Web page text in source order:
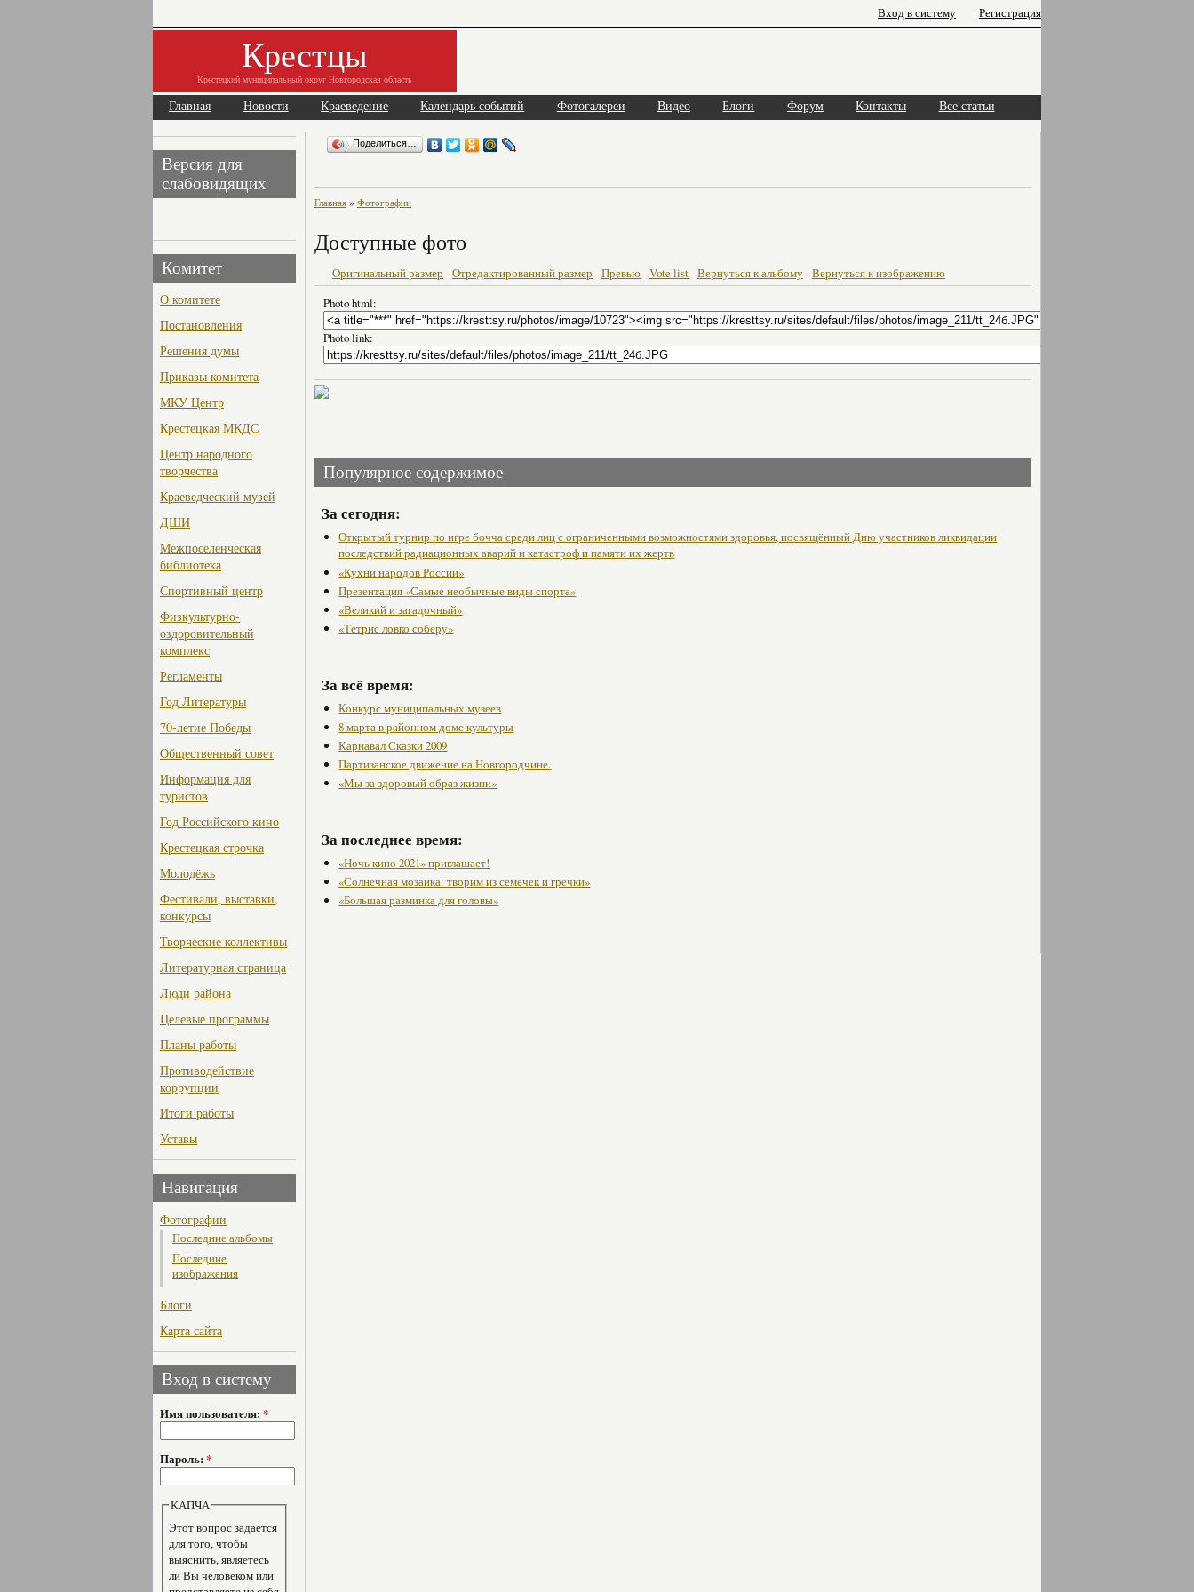
Вход в систему Регистрация
Крестцы
Крестецкий муниципальный округ Новгородская область
Главная Новости Краеведение Календарь событий Фотогалереи Видео Блоги Форум Контакты Все статьи
Версия для
слабовидящих
Комитет
О комитете
Постановления
Решения думы
Приказы комитета
МКУ Центр
Крестецкая МКДС
Центр народного
творчества
Краеведческий музей
ДШИ
Межпоселенческая
библиотека
Спортивный центр
Физкультурно-
оздоровительный
комплекс
Регламенты
Год Литературы
70-летие Победы
Общественный совет
Информация для
туристов
Год Российского кино
Крестецкая строчка
Молодёжь
Фестивали, выставки,
конкурсы
Творческие коллективы
Литературная страница
Люди района
Целевые программы
Планы работы
Противодействие
коррупции
Итоги работы
Уставы
Навигация
Фотографии
Последние альбомы
Последние
изображения
Блоги
Карта сайта
Вход в систему
Имя пользователя: *
Пароль: *
КАПЧА
Этот вопрос задается
для того, чтобы
выяснить, являетесь
ли Вы человеком или
Поделиться…
Главная » Фотографии
Доступные фото
Оригинальный размер Отредактированный размер Превью Vote list Вернуться к альбому Вернуться к изображению
Photo html:
Photo link:
Популярное содержимое
За сегодня:
Открытый турнир по игре бочча среди лиц с ограниченными возможностями здоровья, посвящённый Дню участников ликвидации
последствий радиационных аварий и катастроф и памяти их жертв
«Кухни народов России»
Презентация «Самые необычные виды спорта»
«Великий и загадочный»
«Тетрис ловко соберу»
За всё время:
Конкурс муниципальных музеев
8 марта в районном доме культуры
Карнавал Сказки 2009
Партизанское движение на Новгородчине.
«Мы за здоровый образ жизни»
За последнее время:
«Ночь кино 2021» приглашает!
«Солнечная мозаика: творим из семечек и гречки»
«Большая разминка для головы»